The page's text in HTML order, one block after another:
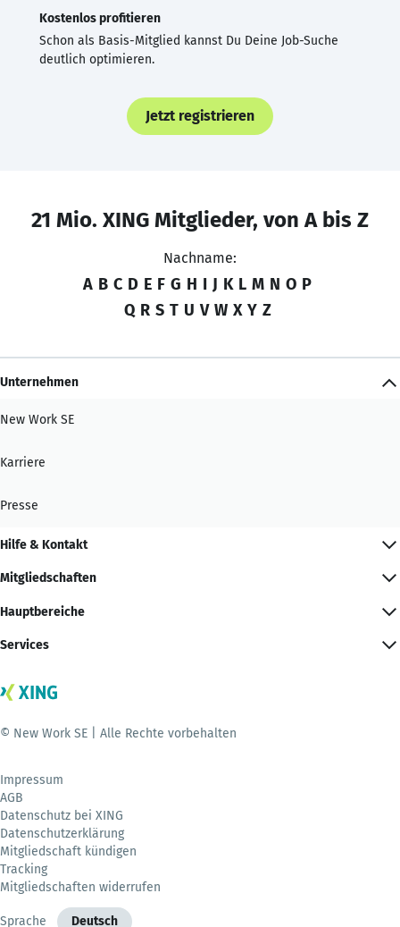
Kostenlos profitieren
Schon als Basis-Mitglied kannst Du Deine Job-Suche
deutlich optimieren.
Jetzt registrieren
21 Mio. XING Mitglieder, von A bis Z
Nachname:
A B C D E F G H I J K L M N O P
Q R S T U V W X Y Z
Unternehmen
New Work SE
Karriere
Presse
Hilfe & Kontakt
Mitgliedschaften
Hauptbereiche
Services
© New Work SE | Alle Rechte vorbehalten
Impressum
AGB
Datenschutz bei XING
Datenschutzerklärung
Mitgliedschaft kündigen
Tracking
Mitgliedschaften widerrufen
Sprache Deutsch